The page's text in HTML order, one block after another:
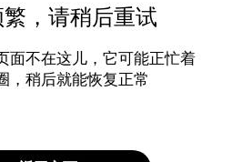
，请稍后重试
面不在这儿，它可能正忙着
，稍后就能恢复正常